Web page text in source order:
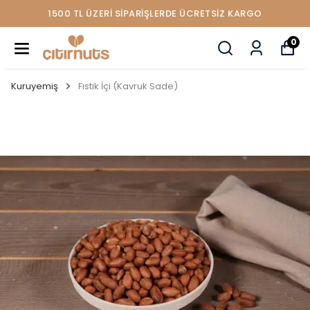
1500 TL ÜZERİ SİPARİŞLERDE ÜCRETSİZ KARGO
0
Kuruyemiş Fıstık İçi (Kavruk Sade)